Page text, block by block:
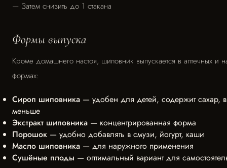
— Затем снизить до 1 стакана
Формы выпуска
Кроме домашнего настоя, шиповник выпускается в аптечных и
формах:
Сироп шиповника — удобен для детей, содержит сахар,
меньше
Экстракт шиповника — концентрированная форма
Порошок — удобно добавлять в смузи, йогурт, каши
Масло шиповника — для наружного применения
Сушёные плоды — оптимальный вариант для